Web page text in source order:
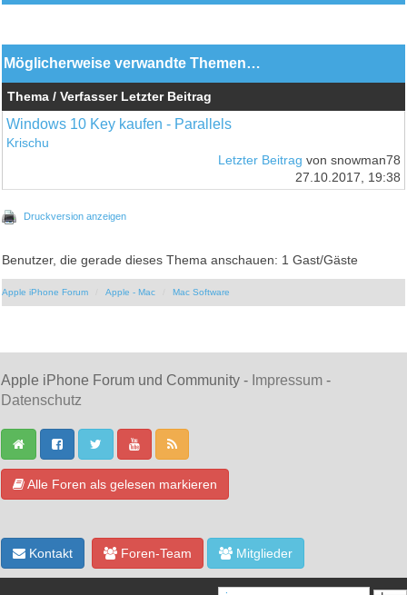
Möglicherweise verwandte Themen…
Thema / Verfasser Letzter Beitrag
Windows 10 Key kaufen - Parallels
Krischu
Letzter Beitrag von snowman78
27.10.2017, 19:38
Druckversion anzeigen
Benutzer, die gerade dieses Thema anschauen: 1 Gast/Gäste
Apple iPhone Forum Apple - Mac Mac Software
Apple iPhone Forum und Community - Impressum -
Datenschutz
Alle Foren als gelesen markieren
Kontakt Foren-Team Mitglieder